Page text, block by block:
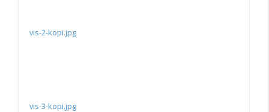
vis-2-kopi.jpg
vis-3-kopi.jpg